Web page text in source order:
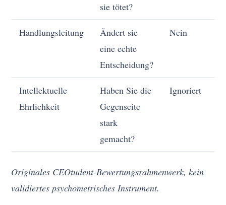
sie tötet?
Handlungsleitung
Ändert sie
eine echte
Entscheidung?
Nein
Intellektuelle
Ehrlichkeit
Haben Sie die
Gegenseite
stark
gemacht?
Ignoriert
Originales CEOtudent-Bewertungsrahmenwerk, kein
validiertes psychometrisches Instrument.